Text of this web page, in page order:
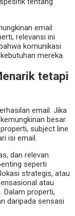
email
relevansi ini
komunikasi
mereka.
tetapi
email. Jika
besar
subject line
isi email.
dan relevan.
seperti
strategis, atau
atau
Dalam properti,
daripada sensasi